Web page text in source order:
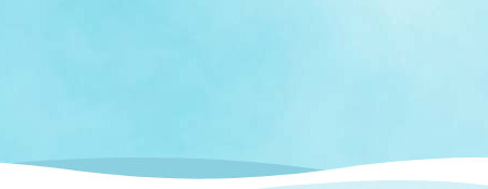
市制施行周年関連情報